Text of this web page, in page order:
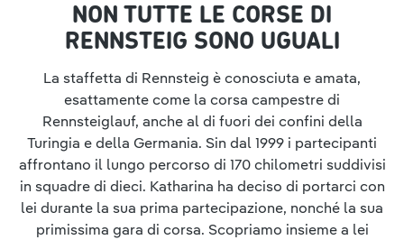
NON TUTTE LE CORSE DI
RENNSTEIG SONO UGUALI
La staffetta di Rennsteig è conosciuta e amata,
esattamente come la corsa campestre di
Rennsteiglauf, anche al di fuori dei confini della
Turingia e della Germania. Sin dal 1999 i partecipanti
affrontano il lungo percorso di 170 chilometri suddivisi
in squadre di dieci. Katharina ha deciso di portarci con
lei durante la sua prima partecipazione, nonché la sua
primissima gara di corsa. Scopriamo insieme a lei